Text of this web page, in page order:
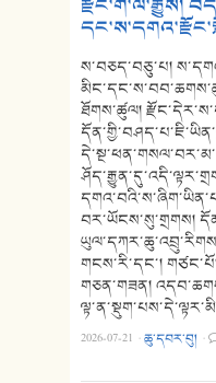
ས་བཅད་བཅུ་པ།
ཐོགས་ཚུལ།
བར་ཡོངས་སུ་གྲགས།
གངས་རི་དང་།
གཅན་གཟན།
2026-07-21 ·ཆུ་དབར་བུ། ·